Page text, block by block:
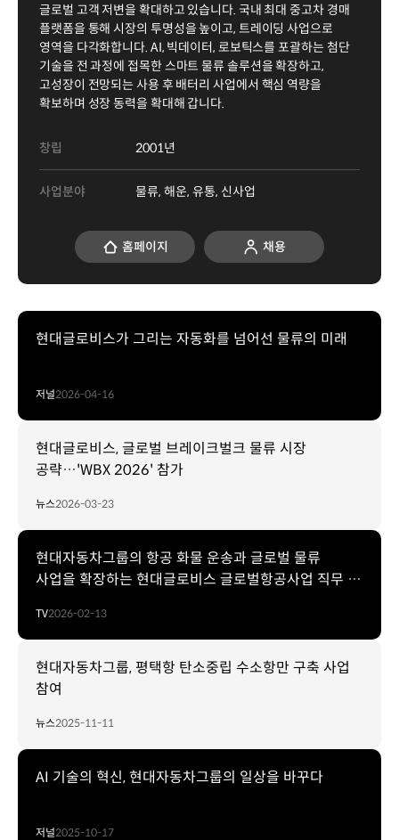
글로벌 고객 저변을 확대하고 있습니다. 국내 최대 중고차 경매
플랫폼을 통해 시장의 투명성을 높이고, 트레이딩 사업으로
영역을 다각화합니다. AI, 빅데이터, 로보틱스를 포괄하는 첨단
기술을 전 과정에 접목한 스마트 물류 솔루션을 확장하고,
고성장이 전망되는 사용 후 배터리 사업에서 핵심 역량을
확보하며 성장 동력을 확대해 갑니다.
창립 2001년
사업분야 물류, 해운, 유통, 신사업
홈페이지 채용
현대글로비스가 그리는 자동화를 넘어선 물류의 미래
저널2026-04-16
현대글로비스, 글로벌 브레이크벌크 물류 시장
공략…'WBX 2026' 참가
뉴스2026-03-23
현대자동차그룹의 항공 화물 운송과 글로벌 물류
사업을 확장하는 현대글로비스 글로벌항공사업 직무 |
TV2026-02-13
현대자동차그룹, 평택항 탄소중립 수소항만 구축 사업
참여
뉴스2025-11-11
AI 기술의 혁신, 현대자동차그룹의 일상을 바꾸다
저널2025-10-17